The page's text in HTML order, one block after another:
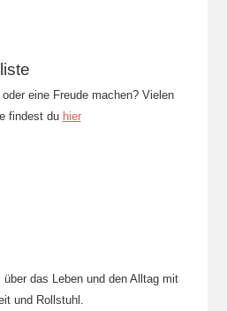
eine Freude machen? Vielen
findest du hier
das Leben und den Alltag mit
und Rollstuhl.